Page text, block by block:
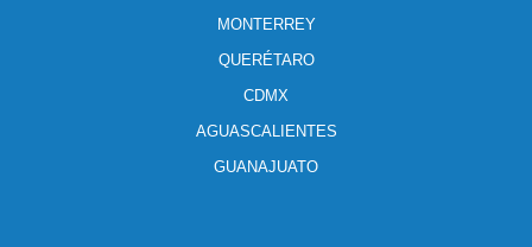
MONTERREY
QUERÉTARO
CDMX
AGUASCALIENTES
GUANAJUATO